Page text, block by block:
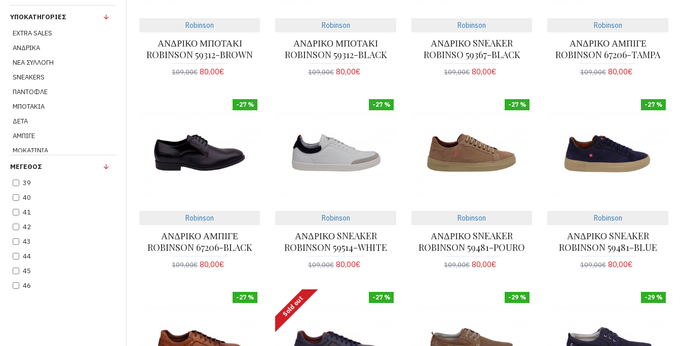
ΥΠΟΚΑΤΗΓΟΡΊΕΣ
EXTRA SALES
ΑΝΔΡΙΚΑ
ΝΕΑ ΣΥΛΛΟΓΗ
SNEAKERS
ΠΑΝΤΟΦΛΕ
ΜΠΟΤΑΚΙΑ
ΔΕΤΑ
ΑΜΠΙΓΕ
ΜΟΚΑΣΙΝΙΑ
ΙΣΤΙΟΠΛΟΙΚΑ
ΜΈΓΕΘΟΣ
39
40
41
42
43
44
45
46
Robinson
ΑΝΔΡΙΚΟ ΜΠΟΤΑΚΙ
ROBINSON 59312-BROWN
109,00€ 80,00€
Robinson
ΑΝΔΡΙΚΟ ΜΠΟΤΑΚΙ
ROBINSON 59312-BLACK
109,00€ 80,00€
Robinson
ΑΝΔΡΙΚΟ SNEAKER
ROBINSO 59367-BLACK
109,00€ 80,00€
Robinson
ΑΝΔΡΙΚΟ ΑΜΠΙΓΕ
ROBINSON 67206-TAMPA
109,00€ 80,00€
-27 %
Robinson
ΑΝΔΡΙΚΟ ΑΜΠΙΓΕ
ROBINSON 67206-BLACK
109,00€ 80,00€
-27 %
Robinson
ΑΝΔΡΙΚΟ SNEAKER
ROBINSON 59514-WHITE
109,00€ 80,00€
-27 %
Robinson
ΑΝΔΡΙΚΟ SNEAKER
ROBINSON 59481-POURO
109,00€ 80,00€
-27 %
Robinson
ΑΝΔΡΙΚΟ SNEAKER
ROBINSON 59481-BLUE
109,00€ 80,00€
-27 % -27 %
Sold out -29 % -29 %